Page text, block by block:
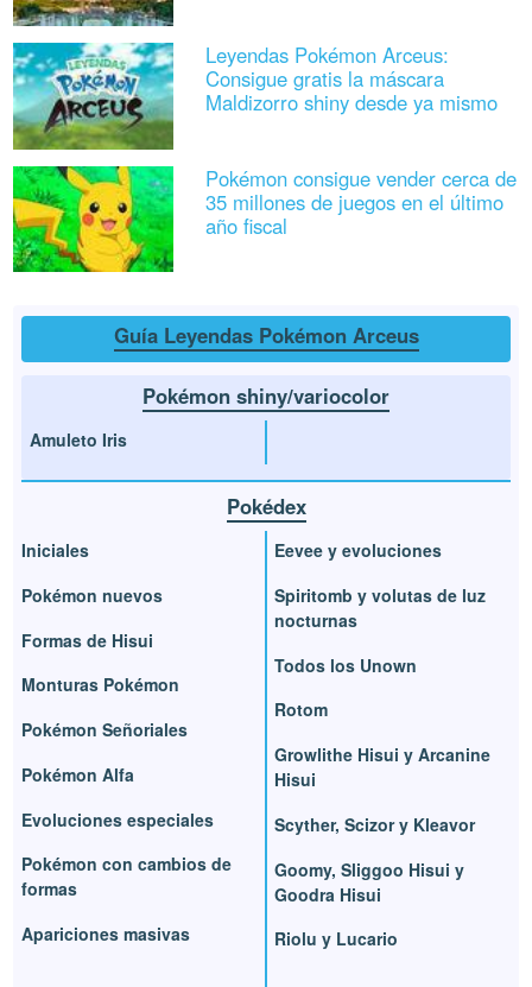
Leyendas Pokémon Arceus:
Consigue gratis la máscara
Maldizorro shiny desde ya mismo
Pokémon consigue vender cerca de
35 millones de juegos en el último
año fiscal
Guía Leyendas Pokémon Arceus
Pokémon shiny/variocolor
Amuleto Iris
Pokédex
Iniciales
Pokémon nuevos
Formas de Hisui
Monturas Pokémon
Pokémon Señoriales
Pokémon Alfa
Evoluciones especiales
Pokémon con cambios de
formas
Apariciones masivas
Eevee y evoluciones
Spiritomb y volutas de luz
nocturnas
Todos los Unown
Rotom
Growlithe Hisui y Arcanine
Hisui
Scyther, Scizor y Kleavor
Goomy, Sliggoo Hisui y
Goodra Hisui
Riolu y Lucario